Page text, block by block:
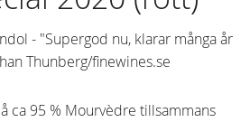
- "Supergod nu, klarar många år
Thunberg/finewines.se
ca 95 % Mourvèdre tillsammans